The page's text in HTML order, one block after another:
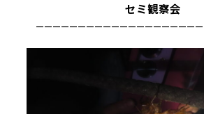
セミ観察会